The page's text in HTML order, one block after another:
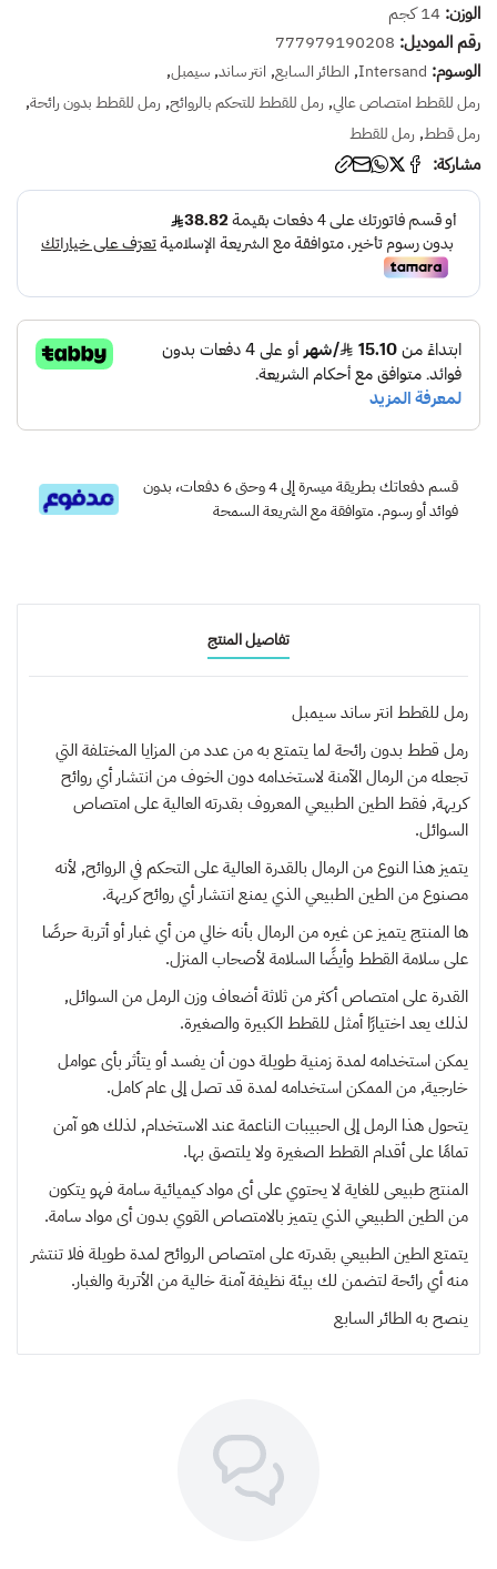
الوزن: 14 كجم
رقم الموديل: 777979190208
الوسوم: Intersand
, الطائر السابع, انتر ساند, سيمبل,
رمل للقطط امتصاص عالي, رمل للقطط للتحكم بالروائح, رمل للقطط بدون رائحة,
رمل قطط, رمل للقطط
مشاركة:
قسم دفعاتك بطريقة ميسرة إلى 4 وحتى 6 دفعات، بدون
فوائد أو رسوم. متوافقة مع الشريعة السمحة
تفاصيل المنتج
رمل للقطط انتر ساند سيمبل
رمل قطط بدون رائحة لما يتمتع به من عدد من المزايا المختلفة التي
تجعله من الرمال الآمنة لاستخدامه دون الخوف من انتشار أي روائح
كريهة, فقط الطين الطبيعي المعروف بقدرته العالية على امتصاص
السوائل.
يتميز هذا النوع من الرمال بالقدرة العالية على التحكم في الروائح, لأنه
مصنوع من الطين الطبيعي الذي يمنع انتشار أي روائح كريهة.
ها المنتج يتميز عن غيره من الرمال بأنه خالي من أي غبار أو أتربة حرصًا
على سلامة القطط وأيضًا السلامة لأصحاب المنزل.
القدرة على امتصاص أكثر من ثلاثة أضعاف وزن الرمل من السوائل,
لذلك يعد اختيارًا أمثل للقطط الكبيرة والصغيرة.
يمكن استخدامه لمدة زمنية طويلة دون أن يفسد أو يتأثر بأى عوامل
خارجية, من الممكن استخدامه لمدة قد تصل إلى عام كامل.
يتحول هذا الرمل إلى الحبيبات الناعمة عند الاستخدام, لذلك هو آمن
تمامًا على أقدام القطط الصغيرة ولا يلتصق بها.
المنتج طبيعى للغاية لا يحتوي على أى مواد كيميائية سامة فهو يتكون
من الطين الطبيعي الذي يتميز بالامتصاص القوي بدون أى مواد سامة.
يتمتع الطين الطبيعي بقدرته على امتصاص الروائح لمدة طويلة فلا تنتشر
منه أي رائحة لتضمن لك بيئة نظيفة آمنة خالية من الأتربة والغبار.
ينصح بهالطائر السابع